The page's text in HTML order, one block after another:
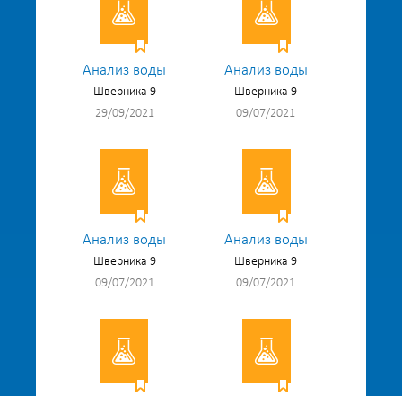
Анализ воды
Шверника 9
29/09/2021
Анализ воды
Шверника 9
09/07/2021
Анализ воды
Шверника 9
09/07/2021
Анализ воды
Шверника 9
09/07/2021